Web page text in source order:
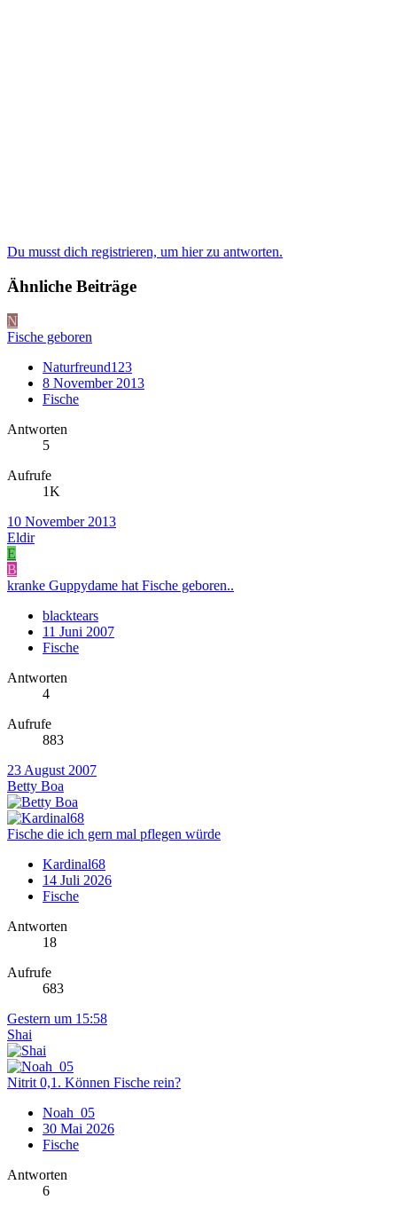
Du musst dich registrieren, um hier zu antworten.
Ähnliche Beiträge
N
Fische geboren
Naturfreund123
8 November 2013
Fische
Antworten
5
Aufrufe
1K
10 November 2013
Eldir
E
B
kranke Guppydame hat Fische geboren..
blacktears
11 Juni 2007
Fische
Antworten
4
Aufrufe
883
23 August 2007
Betty Boa
Fische die ich gern mal pflegen würde
Kardinal68
14 Juli 2026
Fische
Antworten
18
Aufrufe
683
Gestern um 15:58
Shai
Nitrit 0,1. Können Fische rein?
Noah_05
30 Mai 2026
Fische
Antworten
6